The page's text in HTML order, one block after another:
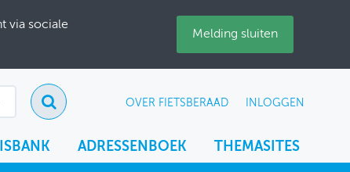
via sociale
Melding sluiten
OVER FIETSBERAAD INLOGGEN
ADRESSENBOEK THEMASITES